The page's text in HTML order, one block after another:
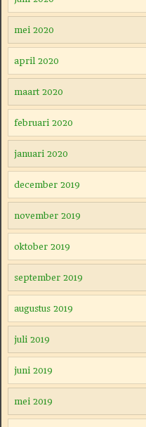
mei 2020
april 2020
maart 2020
februari 2020
januari 2020
december 2019
november 2019
oktober 2019
september 2019
augustus 2019
juli 2019
juni 2019
mei 2019